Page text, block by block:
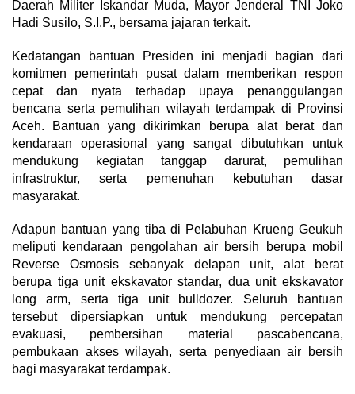
Daerah Militer Iskandar Muda, Mayor Jenderal TNI Joko
Hadi Susilo, S.I.P., bersama jajaran terkait.
Kedatangan bantuan Presiden ini menjadi bagian dari
komitmen pemerintah pusat dalam memberikan respon
cepat dan nyata terhadap upaya penanggulangan
bencana serta pemulihan wilayah terdampak di Provinsi
Aceh. Bantuan yang dikirimkan berupa alat berat dan
kendaraan operasional yang sangat dibutuhkan untuk
mendukung kegiatan tanggap darurat, pemulihan
infrastruktur, serta pemenuhan kebutuhan dasar
masyarakat.
Adapun bantuan yang tiba di Pelabuhan Krueng Geukuh
meliputi kendaraan pengolahan air bersih berupa mobil
Reverse Osmosis sebanyak delapan unit, alat berat
berupa tiga unit ekskavator standar, dua unit ekskavator
long arm, serta tiga unit bulldozer. Seluruh bantuan
tersebut dipersiapkan untuk mendukung percepatan
evakuasi, pembersihan material pascabencana,
pembukaan akses wilayah, serta penyediaan air bersih
bagi masyarakat terdampak.